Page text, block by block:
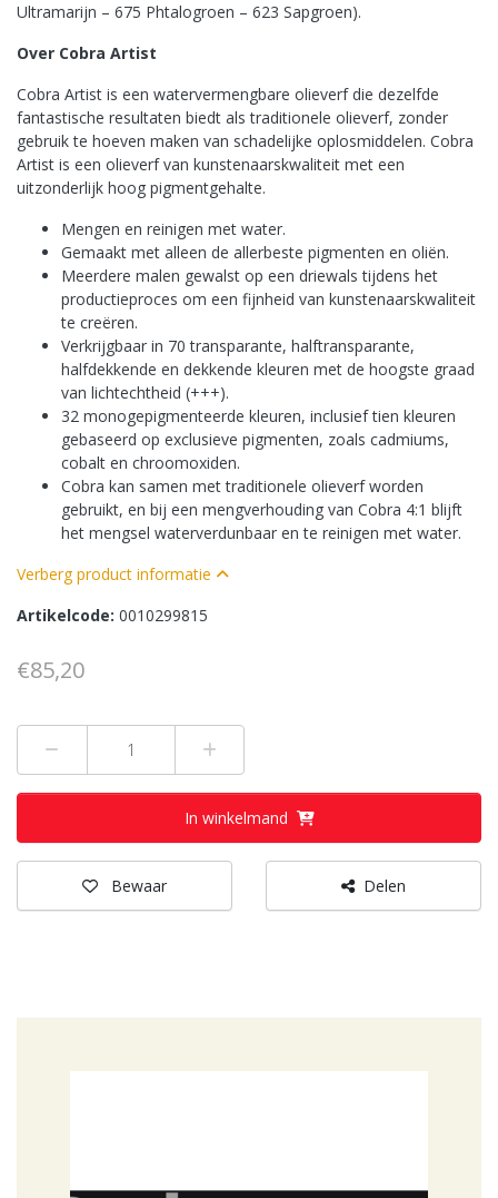
Ultramarijn – 675 Phtalogroen – 623 Sapgroen).
Over Cobra Artist
Cobra Artist is een watervermengbare olieverf die dezelfde
fantastische resultaten biedt als traditionele olieverf, zonder
gebruik te hoeven maken van schadelijke oplosmiddelen. Cobra
Artist is een olieverf van kunstenaarskwaliteit met een
uitzonderlijk hoog pigmentgehalte.
Mengen en reinigen met water.
Gemaakt met alleen de allerbeste pigmenten en oliën.
Meerdere malen gewalst op een driewals tijdens het
productieproces om een fijnheid van kunstenaarskwaliteit
te creëren.
Verkrijgbaar in 70 transparante, halftransparante,
halfdekkende en dekkende kleuren met de hoogste graad
van lichtechtheid (+++).
32 monogepigmenteerde kleuren, inclusief tien kleuren
gebaseerd op exclusieve pigmenten, zoals cadmiums,
cobalt en chroomoxiden.
Cobra kan samen met traditionele olieverf worden
gebruikt, en bij een mengverhouding van Cobra 4:1 blijft
het mengsel waterverdunbaar en te reinigen met water.
Verberg product informatie
Artikelcode: 0010299815
€85,20
In winkelmand
Bewaar Delen